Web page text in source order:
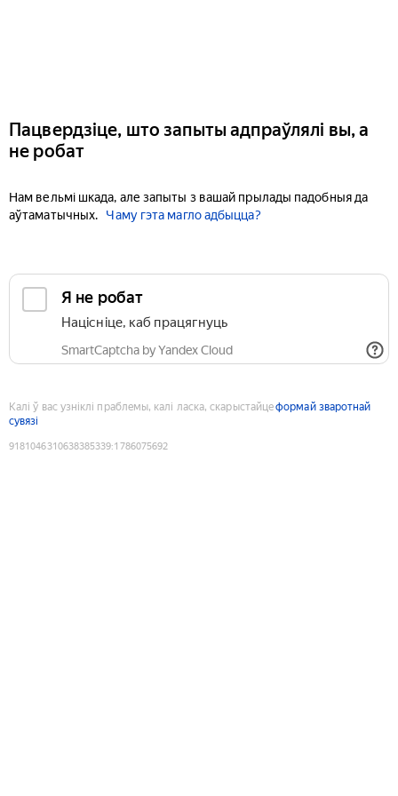
Пацвердзіце, што запыты адпраўлялі вы, а
не робат
Нам вельмі шкада, але запыты з вашай прылады падобныя да
аўтаматычных.
Чаму гэта магло адбыцца?
Я не робат
Націсніце, каб працягнуць
SmartCaptcha by Yandex Cloud
Калі ў вас узніклі праблемы, калі ласка, скарыстайцеформай зваротнай
сувязі
9181046310638385339:1786075692